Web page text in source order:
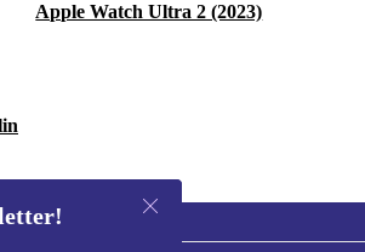
Apple Watch Ultra 2 (2023)